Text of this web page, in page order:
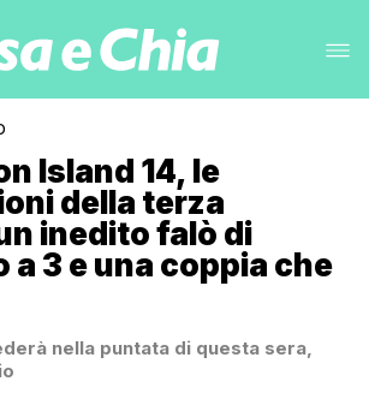
Island 14, le
della terza
inedito falò di
3 e una coppia che
nella puntata di questa sera,